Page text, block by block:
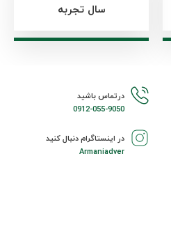
سال تجربه
درتماس باشید
0912-055-9050
در اینستاگرام دنبال کنید
Armaniadver